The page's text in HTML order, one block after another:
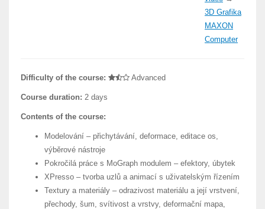
3D Grafika
MAXON
Computer
Difficulty of the course: Advanced
Course duration: 2 days
Contents of the course:
Modelování – přichytávání, deformace, editace os,
výběrové nástroje
Pokročilá práce s MoGraph modulem – efektory, úbytek
XPresso – tvorba uzlů a animací s uživatelským řízením
Textury a materiály – odrazivost materiálu a její vrstvení,
přechody, šum, svítivost a vrstvy, deformační mapa,